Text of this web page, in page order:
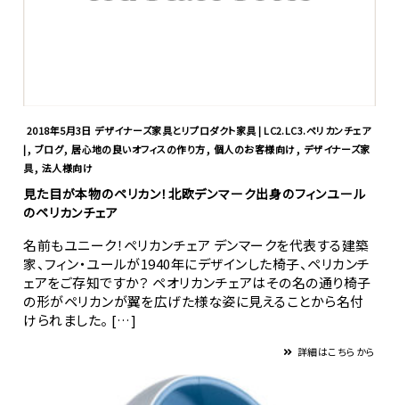
2018年5月3日 デザイナーズ家具とリプロダクト家具 | LC2.LC3.ペリカンチェア
|, ブログ, 居心地の良いオフィスの作り方, 個人のお客様向け, デザイナーズ家
具, 法人様向け
見た目が本物のペリカン！北欧デンマーク出身のフィンユール
のペリカンチェア
名前もユニーク！ペリカンチェア デンマークを代表する建築
家、フィン・ユールが1940年にデザインした椅子、ペリカンチ
ェアをご存知ですか？ ペオリカンチェアはその名の通り椅子
の形がペリカンが翼を広げた様な姿に見えることから名付
けられました。 […]
詳細はこちらから